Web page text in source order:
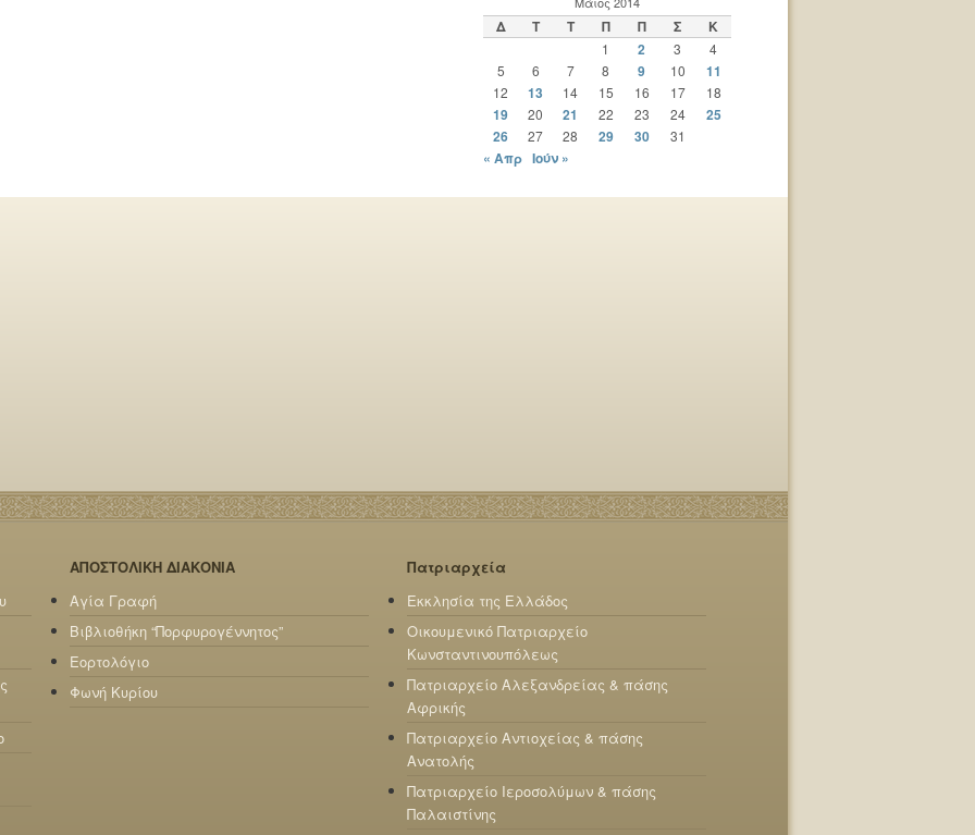
Δ Τ Τ Π Π Σ Κ
1 2 3
4
5
6 7 8 9 10 11
12 13 14 15 16 17 18
19 20 21 22 23 24
25
26
27 28 29 30 31
« Απρ Ιούν »
ΑΠΟΣΤΟΛΙΚΗ ΔΙΑΚΟΝΙΑ
Αγία Γραφή
Βιβλιοθήκη “Πορφυρογέννητος”
Εορτολόγιο
Φωνή Κυρίου
Πατριαρχεία
Εκκλησία της Ελλάδος
Οικουμενικό Πατριαρχείο
Κωνσταντινουπόλεως
Πατριαρχείο Αλεξανδρείας & πάσης
Αφρικής
Πατριαρχείο Αντιοχείας & πάσης
Ανατολής
Πατριαρχείο Ιεροσολύμων & πάσης
Παλαιστίνης